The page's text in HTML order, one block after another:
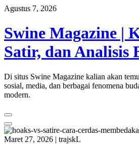
Skip
content
Agustus 7, 2026
Swine Magazine |
Satir, dan Analisis
Di situs Swine Magazine kalian akan
sosial, media, dan berbagai fenomena
modern.
Maret 27, 2026 | trajskL